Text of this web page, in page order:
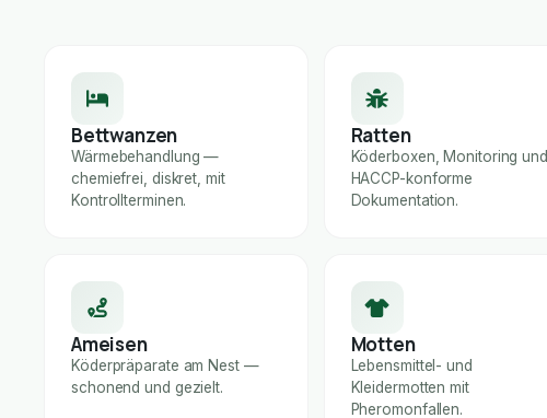
Bettwanzen
Wärmebehandlung —
chemiefrei, diskret, mit
Kontrollterminen.
Ratten
Köderboxen, Monitoring und
HACCP-konforme
Dokumentation.
Ameisen
Köderpräparate am Nest —
schonend und gezielt.
Motten
Lebensmittel- und
Kleidermotten mit
Pheromonfallen.